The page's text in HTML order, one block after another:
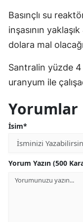
Basınçlı su
inşasının
dolara mal
Santralin yüzde
uranyum ile
Yorumlar
İsim*
Yorum Yazın (500